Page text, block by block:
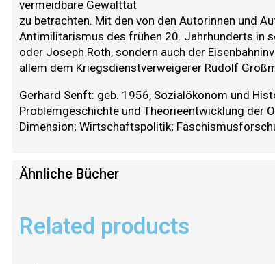
vermeidbare Gewalttat
zu betrachten. Mit den von den Autorinnen und
Antimilitarismus des frühen 20. Jahrhunderts in
oder Joseph Roth, sondern auch der
allem dem Kriegsdienstverweigerer Rudolf
Gerhard Senft: geb. 1956, Sozialökonom und
Problemgeschichte und Theorieentwicklung der
Dimension; Wirtschaftspolitik;
Ähnliche Bücher
Related products